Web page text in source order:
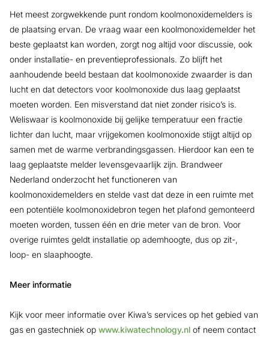
Het meest zorgwekkende punt rondom koolmonoxidemelders is
de plaatsing ervan. De vraag waar een koolmonoxidemelder het
beste geplaatst kan worden, zorgt nog altijd voor discussie, ook
onder installatie- en preventieprofessionals. Zo blijft het
aanhoudende beeld bestaan dat koolmonoxide zwaarder is dan
lucht en dat detectors voor koolmonoxide dus laag geplaatst
moeten worden. Een misverstand dat niet zonder risico’s is.
Weliswaar is koolmonoxide bij gelijke temperatuur een fractie
lichter dan lucht, maar vrijgekomen koolmonoxide stijgt altijd op
samen met de warme verbrandingsgassen. Hierdoor kan een te
laag geplaatste melder levensgevaarlijk zijn. Brandweer
Nederland onderzocht het functioneren van
koolmonoxidemelders en stelde vast dat deze in een ruimte met
een potentiële koolmonoxidebron tegen het plafond gemonteerd
moeten worden, tussen één en drie meter van de bron. Voor
overige ruimtes geldt installatie op ademhoogte, dus op zit-,
loop- en slaaphoogte.
Meer informatie
Kijk voor meer informatie over Kiwa’s services op het gebied van
gas en gastechniek op www.kiwatechnology.nl of neem contact